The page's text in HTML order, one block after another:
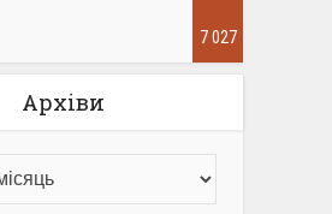
7 027
Архіви